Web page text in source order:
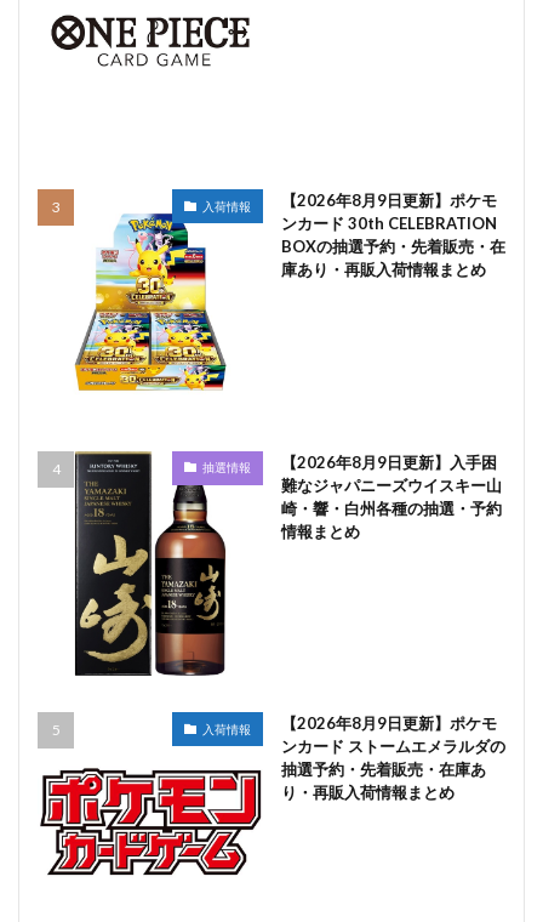
入荷情報
【2026年8月9日更新】ポケモ
ンカード 30th CELEBRATION
BOXの抽選予約・先着販売・在
庫あり・再販入荷情報まとめ
抽選情報
【2026年8月9日更新】入手困
難なジャパニーズウイスキー山
崎・響・白州各種の抽選・予約
情報まとめ
入荷情報
【2026年8月9日更新】ポケモ
ンカード ストームエメラルダの
抽選予約・先着販売・在庫あ
り・再販入荷情報まとめ